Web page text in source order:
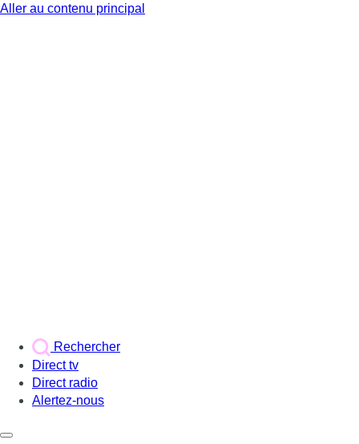
Aller au contenu principal
Rechercher
Direct tv
Direct radio
Alertez-nous